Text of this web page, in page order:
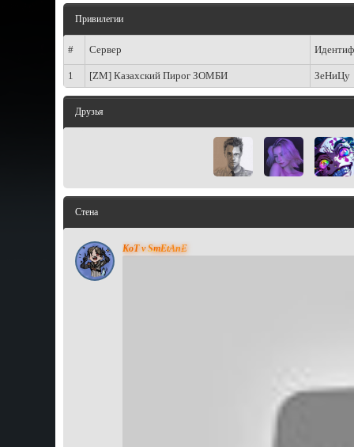
Привилегии
# Сервер
1 [ZM] Казахский Пирог ЗОМБИ ЗеНиЦу
Друзья
Стена
KoT v SmEtAnE